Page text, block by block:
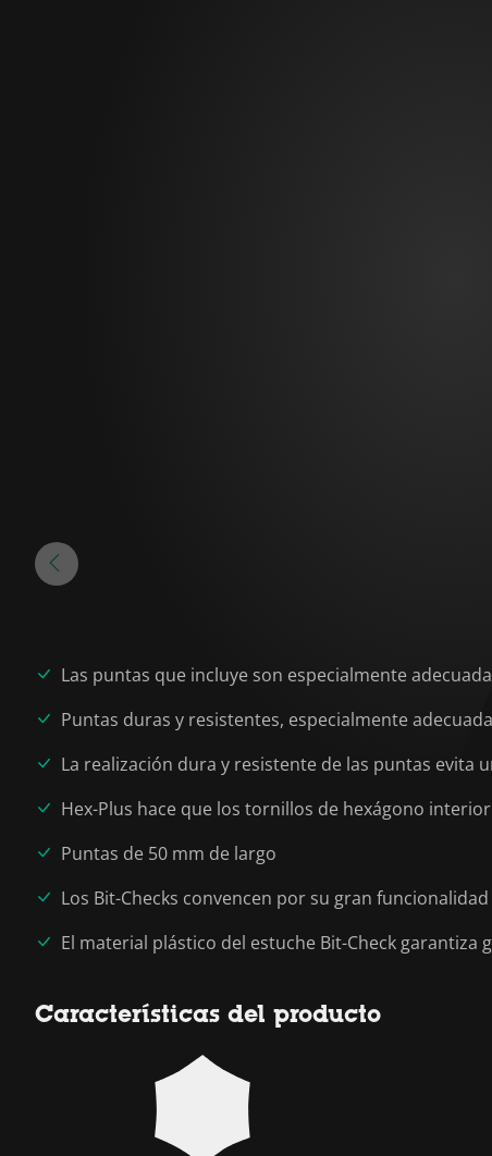
Las puntas que incluye son especialmente
Puntas duras y resistentes, especialmente
La realización dura y resistente de las puntas
Hex-Plus hace que los tornillos de hexágono
Puntas de 50 mm de largo
Los Bit-Checks convencen por su gran
El material plástico del estuche Bit-Check garantiza
Características del producto